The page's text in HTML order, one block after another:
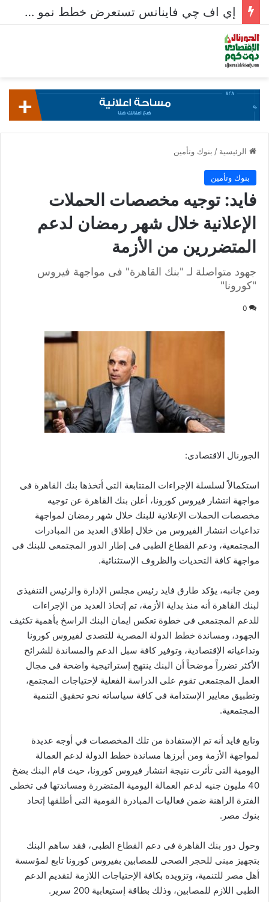
إي اف چي فاينانس تستعرض خطط نمو «بلد» لتعزيز حضورها في سوق تحويلات المصريين بالخارج
الرئيسية / بنوك وتأمين
بنوك وتأمين
فايد: توجيه مخصصات الحملات
الإعلانية خلال شهر رمضان لدعم
المتضررين من الأزمة
جهود متواصلة لـ "بنك القاهرة" فى مواجهة فيروس
"كورونا"
0
الجورنال الاقتصادى:
استكمالاً لسلسلة الإجراءات المتتابعة التى أتخذها بنك القاهرة فى
مواجهة انتشار فيروس كورونا، أعلن بنك القاهرة عن توجيه
مخصصات الحملات الإعلانية للبنك خلال شهر رمضان لمواجهة
تداعيات انتشار الفيروس من خلال إطلاق العديد من المبادرات
المجتمعية، ودعم القطاع الطبى فى إطار الدور المجتمعى للبنك فى
مواجهة كافة التحديات والظروف الإستثنائية.
ومن جانبه، يؤكد طارق فايد رئيس مجلس الإدارة والرئيس التنفيذى
لبنك القاهرة أنه منذ بداية الأزمة، تم إتخاذ العديد من الإجراءات
للدعم المجتمعى فى خطوة تعكس ايمان البنك الراسخ بأهمية تكثيف
الجهود، ومساندة خطط الدولة المصرية للتصدى لفيروس كورونا
وتداعياته الإقتصادية، وتوفير كافة سبل الدعم والمساندة للشرائح
الأكثر تضرراً موضحاً أن البنك ينتهج إستراتيجية واضحة فى مجال
العمل المجتمعى تقوم على الدراسة الفعلية لإحتياجات المجتمع،
وتطبيق معايير الإستدامة فى كافة سياساته نحو تحقيق التنمية
المجتمعية.
وتابع فايد أنه تم الإستفادة من تلك المخصصات في أوجه عديدة
لمواجهة الأزمة ومن أبرزها مساندة خطط الدولة لدعم العمالة
اليومية التى تأثرت نتيجة انتشار فيروس كورونا، حيث قام البنك بضخ
40 مليون جنيه لدعم العمالة اليومية المتضررة ومساندتها فى تخطى
الفترة الراهنة ضمن فعاليات المبادرة القومية التى أطلقها إتحاد
بنوك مصر.
وحول دور بنك القاهرة فى دعم القطاع الطبى، فقد ساهم البنك
بتجهيز مبنى للحجر الصحى للمصابين بفيروس كورونا تابع لمؤسسة
أهل مصر للتنمية، وتزويده بكافة الإحتياجات اللازمة لتقديم الدعم
الطبى اللازم للمصابين، وذلك بطاقة إستيعابية 200 سرير.